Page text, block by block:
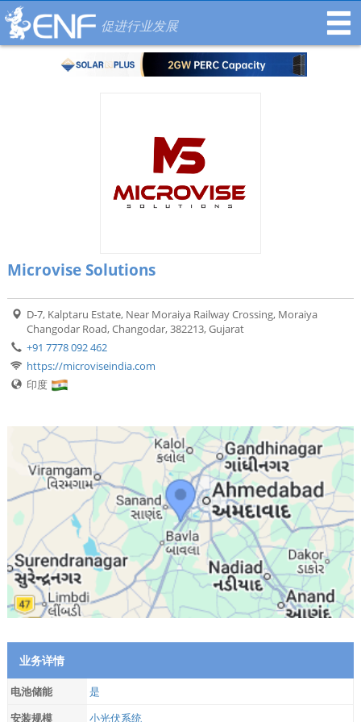
促进行业发展
Microvise Solutions
D-7, Kalptaru Estate, Near Moraiya Railway Crossing, Moraiya
Changodar Road, Changodar, 382213, Gujarat
+91 7778 092 462
https://microviseindia.com
印度
业务详情
电池储能
是
安装规模
小光伏系统